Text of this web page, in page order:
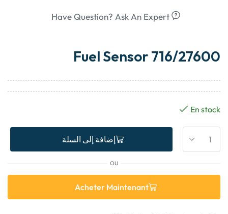
Have Question? Ask An Expert
Fuel Sensor 716/27600
En stock
إضافة إلى السلة
OU
Acheter Maintenant